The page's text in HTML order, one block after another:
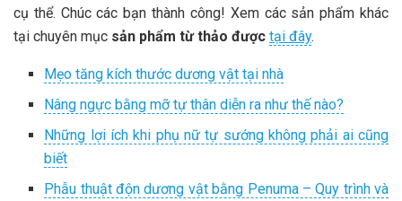
cụ thể. Chúc các bạn thành công! Xem các sản phẩm khác
tại chuyên mục sản phẩm từ thảo được tại đây.
Mẹo tăng kích thước dương vật tại nhà
Nâng ngực bằng mỡ tự thân diễn ra như thế nào?
Những lợi ích khi phụ nữ tự sướng không phải ai cũng
biết
Phẫu thuật độn dương vật bằng Penuma – Quy trình và